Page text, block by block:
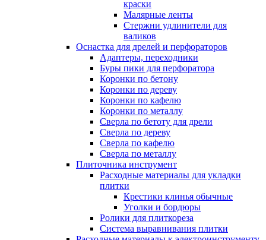
краски
Малярные ленты
Стержни удлинители для
валиков
Оснастка для дрелей и перфораторов
Адаптеры, переходники
Буры пики для перфоратора
Коронки по бетону
Коронки по дереву
Коронки по кафелю
Коронки по металлу
Сверла по бетоту для дрели
Сверла по дереву
Сверла по кафелю
Сверла по металлу
Плиточника инструмент
Расходные материалы для укладки
плитки
Крестики клинья обычные
Уголки и бордюры
Ролики для плиткореза
Система выравнивания плитки